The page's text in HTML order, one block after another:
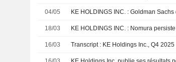
04/05 KE HOLDINGS INC. : Goldman
18/03 KE HOLDINGS INC. : Nomura
16/03 Transcript : KE Holdings Inc., Q4